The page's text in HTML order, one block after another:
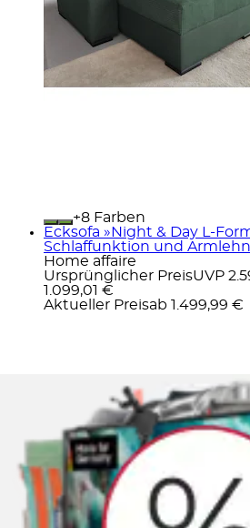
+
Farben
Ecksofa »Night & Day L-
Schlaffunktion und
Home affaire
Ursprünglicher PreisUVP
1.099,01 €
Aktueller Preisab 1.499,99 €